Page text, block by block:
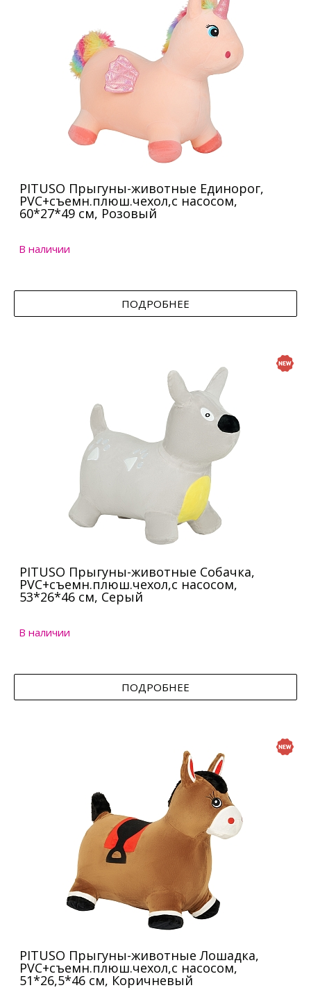
PITUSO Прыгуны-животные Единорог,
PVC+съемн.плюш.чехол,с насосом,
60*27*49 см, Розовый
В наличии
ПОДРОБНЕЕ
PITUSO Прыгуны-животные Собачка,
PVC+съемн.плюш.чехол,с насосом,
53*26*46 см, Серый
В наличии
ПОДРОБНЕЕ
PITUSO Прыгуны-животные Лошадка,
PVC+съемн.плюш.чехол,с насосом,
51*26,5*46 см, Коричневый